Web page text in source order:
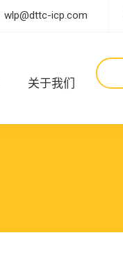
wlp@dttc-icp.com
关于我们